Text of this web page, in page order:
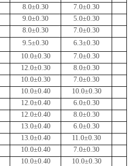
8.0±0.30
7.0±0.30
9.0±0.30
5.0±0.30
8.0±0.30
7.0±0.30
9.5±0.30
6.3±0.30
10.0±0.30
7.0±0.30
12.0±0.30
8.0±0.30
10.0±0.30
7.0±0.30
10.0±0.40
10.0±0.30
12.0±0.40
6.0±0.30
12.0±0.40
8.0±0.30
13.0±0.40
6.0±0.30
13.0±0.40
11.0±0.30
10.0±0.40
7.0±0.30
10.0±0.40
10.0±0.30